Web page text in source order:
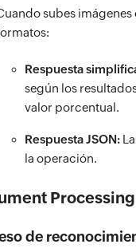
subes
Respuesta
según los
valor porcentual.
Respuesta JSON:
la operación.
Processing
de